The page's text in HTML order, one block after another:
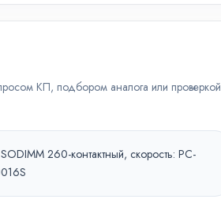
КП, подбором аналога или проверкой
260-контактный, скорость: PC-